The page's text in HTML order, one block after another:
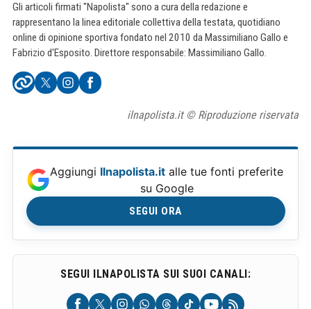
Gli articoli firmati "Napolista" sono a cura della redazione e
rappresentano la linea editoriale collettiva della testata, quotidiano
online di opinione sportiva fondato nel 2010 da Massimiliano Gallo e
Fabrizio d'Esposito. Direttore responsabile: Massimiliano Gallo.
ilnapolista.it © Riproduzione riservata
Aggiungi Ilnapolista.it alle tue fonti preferite
su Google
SEGUI ORA
SEGUI ILNAPOLISTA SUI SUOI CANALI: